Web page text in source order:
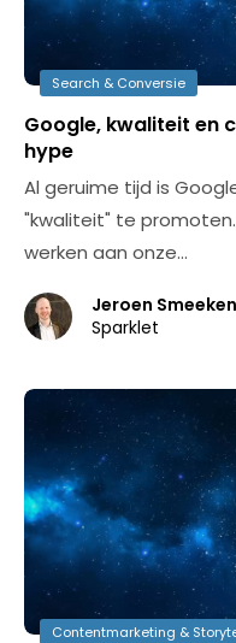
Search & Conversie
Google, kwaliteit en
hype
Al geruime tijd is
"kwaliteit" te
werken aan onze…
Jeroen
Sparklet
Contentmarketing &